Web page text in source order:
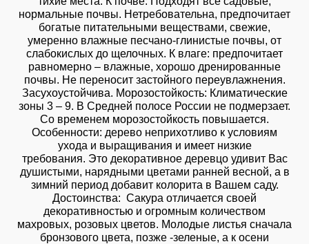
нормальные почвы. Нетребовательна, предпочитает
богатые питательными веществами, свежие,
умеренно влажные песчано-глинистые почвы, от
слабокислых до щелочных. К влаге: предпочитает
равномерно – влажные, хорошо дренированные
почвы. Не переносит застойного переувлажнения.
Засухоустойчива. Морозостойкость: Климатические
зоны 3 – 9. В Средней полосе России не подмерзает.
Со временем морозостойкость повышается.
Особенности: дерево неприхотливо к условиям
ухода и выращивания и имеет низкие
требования. Это декоративное деревцо удивит Вас
душистыми, нарядными цветами ранней весной, а в
зимний период добавит колорита в Вашем саду.
Достоинства: Сакура отличается своей
декоративностью и огромным количеством
махровых, розовых цветов. Молодые листья сначала
бронзового цвета, позже -зеленые, а к осени